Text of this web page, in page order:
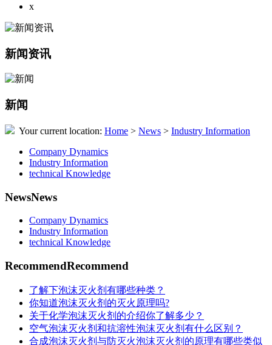
x
新闻资讯
新闻
Your current location: Home > News > Industry Information
Company Dynamics
Industry Information
technical Knowledge
NewsNews
Company Dynamics
Industry Information
technical Knowledge
RecommendRecommend
了解下泡沫灭火剂有哪些种类？
你知道泡沫灭火剂的灭火原理吗?
关于化学泡沫灭火剂的介绍你了解多少？
空气泡沫灭火剂和抗溶性泡沫灭火剂有什么区别？
合成泡沫灭火剂与防灭火泡沫灭火剂的原理有哪些类似